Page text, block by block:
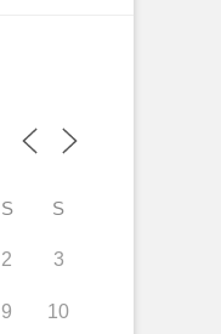
S S
2 3
9 10